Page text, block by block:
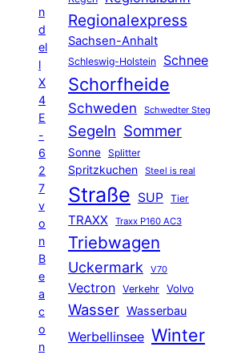
n
d
el
l
X
4
E
-
6
2
7
v
o
n
B
e
a
c
o
n
Regionalexpress
Sachsen-Anhalt
Schleswig-Holstein Schnee
Schorfheide
Schweden Schwedter Steg
Segeln Sommer
Sonne Splitter
Spritzkuchen Steel is real
Straße SUP Tier
TRAXX Traxx P160 AC3
Triebwagen
Uckermark V70
Vectron Verkehr Volvo
Wasser Wasserbau
Werbellinsee Winter